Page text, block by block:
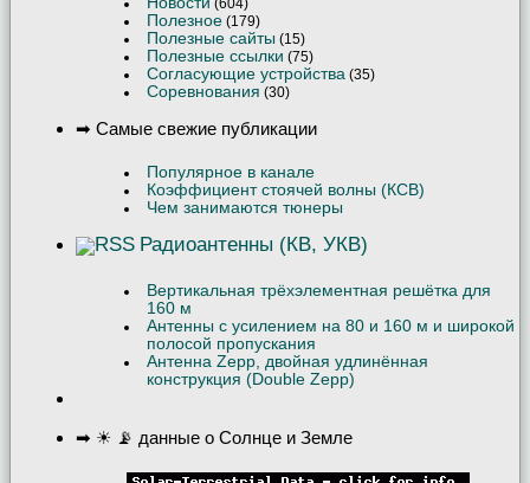
(604)
Полезное (179)
Полезные сайты (15)
Полезные ссылки (75)
Согласующие устройства (35)
Соревнования (30)
➡ Самые свежие публикации
Популярное в канале
Коэффициент стоячей волны (КСВ)
Чем занимаются тюнеры
Радиоантенны (КВ, УКВ)
Вертикальная трёхэлементная решётка для
160 м
Антенны с усилением на 80 и 160 м и широкой
полосой пропускания
Антенна Zepp, двойная удлинённая
конструкция (Double Zepp)
➡ ☀ 📡 данные о Солнце и Земле